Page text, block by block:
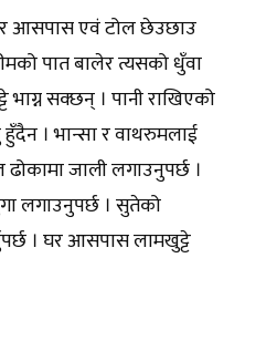
आसपास एवं टोल छेउछाउ
पात बालेर त्यसको धुँवा
सक्छन् । पानी राखिएको
। भान्सा र वाथरुमलाई
ढोकामा जाली लगाउनुपर्छ ।
लगाउनुपर्छ । सुतेको
। घर आसपास लामखुट्टे